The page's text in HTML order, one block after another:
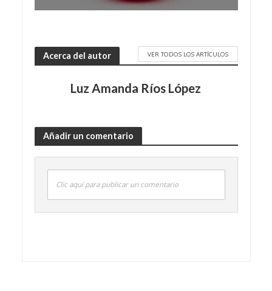
Acerca del autor VER TODOS LOS ARTÍCULOS
Luz Amanda Ríos López
Añadir un comentario
Clic aquí para publicar un comentario